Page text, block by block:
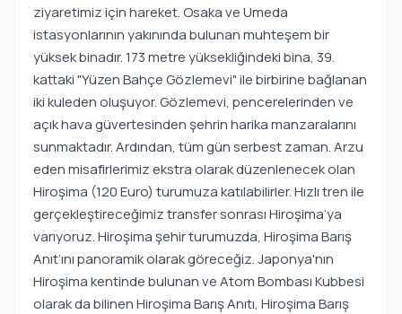
ziyaretimiz için hareket. Osaka ve Umeda
istasyonlarının yakınında bulunan muhteşem bir
yüksek binadır. 173 metre yüksekliğindeki bina, 39.
kattaki "Yüzen Bahçe Gözlemevi" ile birbirine bağlanan
iki kuleden oluşuyor. Gözlemevi, pencerelerinden ve
açık hava güvertesinden şehrin harika manzaralarını
sunmaktadır. Ardından, tüm gün serbest zaman. Arzu
eden misafirlerimiz ekstra olarak düzenlenecek olan
Hiroşima (120 Euro) turumuza katılabilirler. Hızlı tren ile
gerçekleştireceğimiz transfer sonrası Hiroşima’ya
varıyoruz. Hiroşima şehir turumuzda, Hiroşima Barış
Anıt’ını panoramik olarak göreceğiz. Japonya'nın
Hiroşima kentinde bulunan ve Atom Bombası Kubbesi
olarak da bilinen Hiroşima Barış Anıtı, Hiroşima Barış